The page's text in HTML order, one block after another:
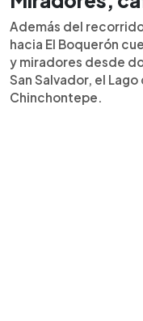
Además del
hacia El Boquerón
y miradores desde
San Salvador, el
Chinchontepe.